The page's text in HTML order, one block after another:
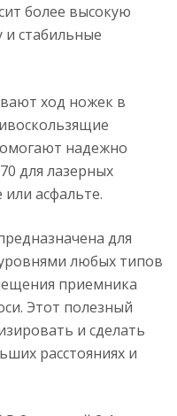
более высокую
и стабильные
ход ножек в
надежно
для лазерных
асфальте.
для
любых типов
приемника
Этот полезный
и сделать
расстояниях и